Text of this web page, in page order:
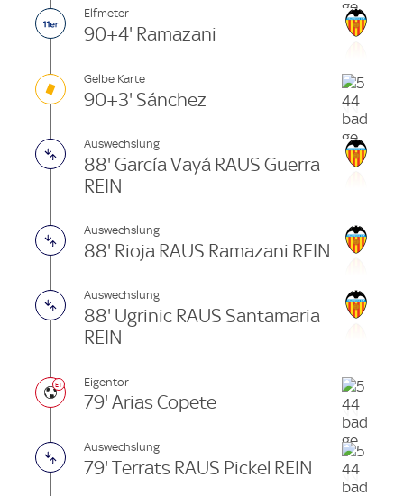
Elfmeter
90+4' Ramazani
Gelbe Karte
90+3' Sánchez
Auswechslung
88' García Vayá RAUS Guerra
REIN
Auswechslung
88' Rioja RAUS Ramazani REIN
Auswechslung
88' Ugrinic RAUS Santamaria
REIN
Eigentor
79' Arias Copete
Auswechslung
79' Terrats RAUS Pickel REIN